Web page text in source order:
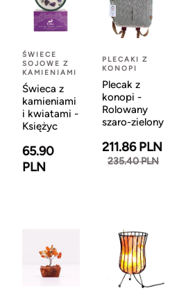
ŚWIECE
SOJOWE Z
KAMIENIAMI
Świeca z
kamieniami
i kwiatami -
Księżyc
65.90
PLN
PLECAKI Z
KONOPI
Plecak z
konopi -
Rolowany
szaro-zielony
211.86 PLN
235.40 PLN